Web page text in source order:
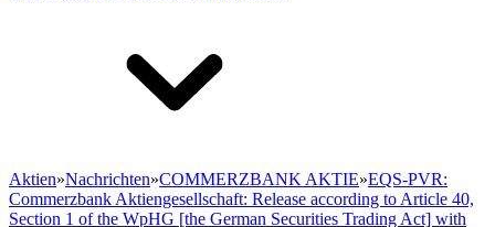
Aktien»Nachrichten»COMMERZBANK AKTIE»EQS-PVR:
Commerzbank Aktiengesellschaft: Release according to Article 40,
Section 1 of the WpHG [the German Securities Trading Act] with